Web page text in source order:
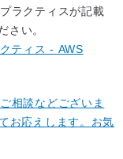
ラクティスが記載
さい。
ティス - AWS
相談などございま
お応えします。お気